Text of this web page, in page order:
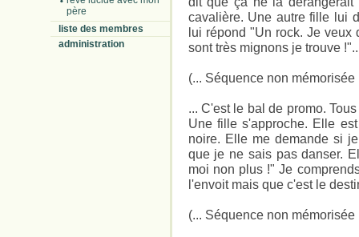
père
liste des membres
administration
cavalière. Une autre fille lui
lui répond "Un rock. Je veux
sont très mignons je trouve
(... Séquence non mémorisée
... C'est le bal de promo.
Une fille s'approche. Elle
noire. Elle me demande si
que je ne sais pas danser.
moi non plus !" Je
l'envoit mais que c'est le
(... Séquence non mémorisée